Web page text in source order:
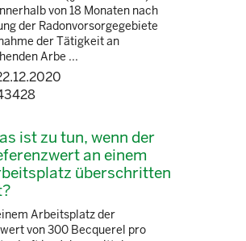
von 18 Monaten nach
der Radonvorsorgegebiete
der Tätigkeit an
Arbe ...
ist zu tun, wenn der
an einem
überschritten
Arbeitsplatz der
von 300 Becquerel pro